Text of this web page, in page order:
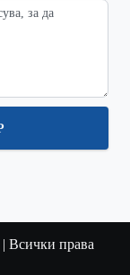
Всички права